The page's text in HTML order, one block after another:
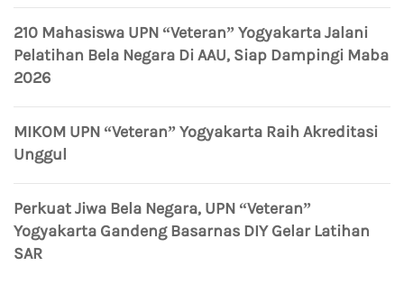
210 Mahasiswa UPN “Veteran” Yogyakarta Jalani
Pelatihan Bela Negara Di AAU, Siap Dampingi Maba
2026
MIKOM UPN “Veteran” Yogyakarta Raih Akreditasi
Unggul
Perkuat Jiwa Bela Negara, UPN “Veteran”
Yogyakarta Gandeng Basarnas DIY Gelar Latihan
SAR